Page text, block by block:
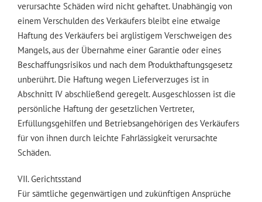
verursachte Schäden wird nicht gehaftet. Unabhängig von
einem Verschulden des Verkäufers bleibt eine etwaige
Haftung des Verkäufers bei arglistigem Verschweigen des
Mangels, aus der Übernahme einer Garantie oder eines
Beschaffungsrisikos und nach dem Produkthaftungsgesetz
unberührt. Die Haftung wegen Lieferverzuges ist in
Abschnitt IV abschließend geregelt. Ausgeschlossen ist die
persönliche Haftung der gesetzlichen Vertreter,
Erfüllungsgehilfen und Betriebsangehörigen des Verkäufers
für von ihnen durch leichte Fahrlässigkeit verursachte
Schäden.
VII. Gerichtsstand
Für sämtliche gegenwärtigen und zukünftigen Ansprüche